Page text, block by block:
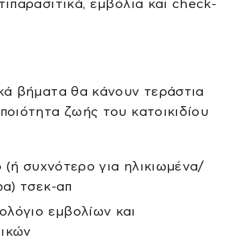
εμβόλια και check-
βήματα θα κάνουν τεράστια
ζωής του κατοικιδίου
(ή συχνότερο για ηλικιωμένα/
τσεκ-απ
εμβολίων και